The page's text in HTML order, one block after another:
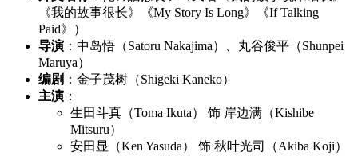
《我的故事很长》《My Story Is Long》《If Talking
Paid》）
导演 ：中岛悟（Satoru Nakajima）、丸谷俊平（Shunpei
Maruya）
编剧 ：金子茂树（Shigeki Kaneko）
主演 ：
生田斗真（Toma Ikuta） 饰 岸边满（Kishibe
Mitsuru）
安田显（Ken Yasuda） 饰 秋叶光司（Akiba Koji）